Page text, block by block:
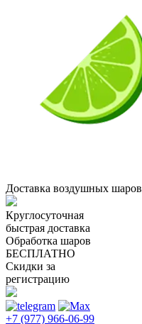
Доставка воздушных шаров
Круглосуточная
быстрая доставка
Обработка шаров
БЕСПЛАТНО
Скидки за
регистрацию
+7 (977) 966-06-99